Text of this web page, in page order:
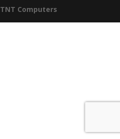
TNT Computers